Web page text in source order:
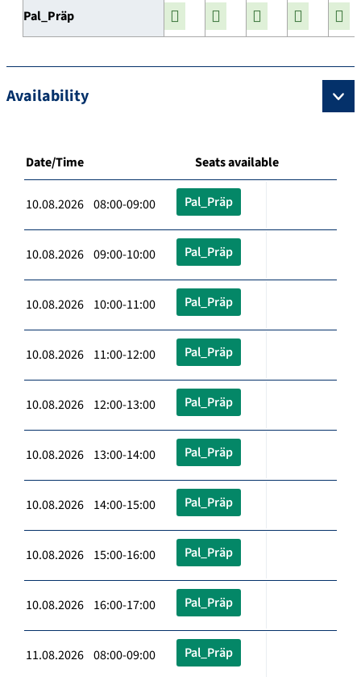
Pal_Präp
Availability
Date/Time Seats available
10.08.2026 08:00-09:00 Pal_Präp
10.08.2026 09:00-10:00 Pal_Präp
10.08.2026 10:00-11:00 Pal_Präp
10.08.2026 11:00-12:00 Pal_Präp
10.08.2026 12:00-13:00 Pal_Präp
10.08.2026 13:00-14:00 Pal_Präp
10.08.2026 14:00-15:00 Pal_Präp
10.08.2026 15:00-16:00 Pal_Präp
10.08.2026 16:00-17:00 Pal_Präp
11.08.2026 08:00-09:00 Pal_Präp